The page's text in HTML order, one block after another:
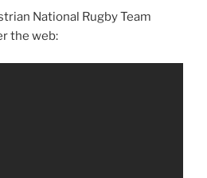
National Rugby Team
the web: